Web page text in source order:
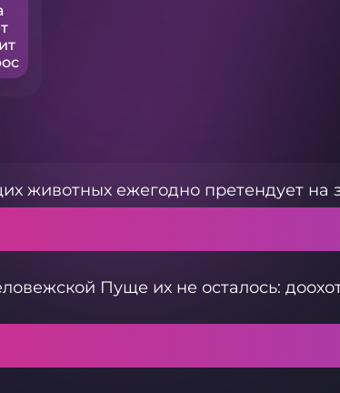
животных ежегодно претендует на
Пуще их не осталось: